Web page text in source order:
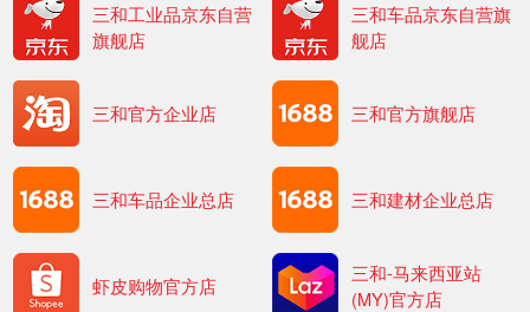
三和工业品京东自营
旗舰店
三和车品京东自营旗
舰店
三和官方企业店 三和官方旗舰店
三和车品企业总店 三和建材企业总店
虾皮购物官方店
三和-马来西亚站
(MY)官方店